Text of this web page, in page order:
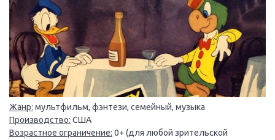
Жанр: мультфильм, фэнтези, семейный, музыка
Производство: США
Возрастное ограничение: 0+ (для любой зрительской